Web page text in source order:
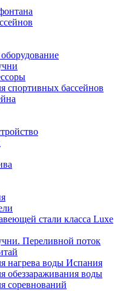
спортивных бассейнов
стали класса Luxe
Переливной поток
нагрева воды Испания
обеззараживания воды
соревнований